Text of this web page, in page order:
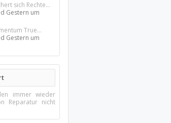
sich Rechte...
Gestern um
True...
Gestern um
immer wieder
Reparatur nicht